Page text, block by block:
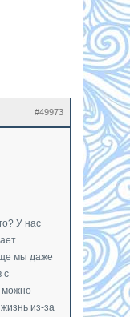
#49973
У нас
мы даже
с
можно
из-за